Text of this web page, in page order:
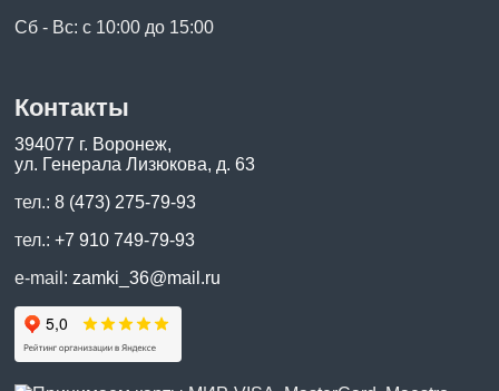
Сб - Вс: с 10:00 до 15:00
Контакты
394077 г. Воронеж,
ул. Генерала Лизюкова, д. 63
тел.:8 (473) 275-79-93
тел.:+7 910 749-79-93
e-mail: zamki_36@mail.ru